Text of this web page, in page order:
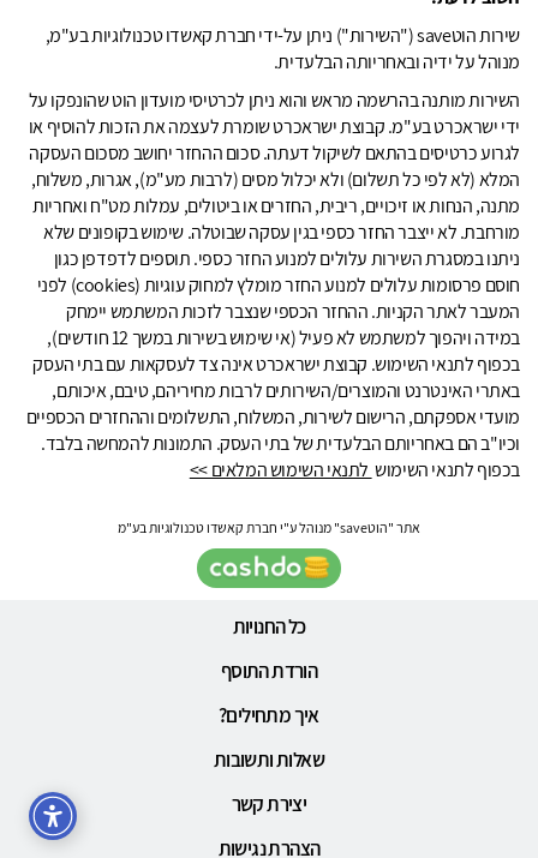
שירות הוטsave ("השירות") ניתן על-ידי חברת קאשדו טכנולוגיות בע"מ,
מנוהל על ידיה ובאחריותה הבלעדית.
השירות מותנה בהרשמה מראש והוא ניתן לכרטיסי מועדון הוט שהונפקו על
ידי ישראכרט בע"מ. קבוצת ישראכרט שומרת לעצמה את הזכות להוסיף או
לגרוע כרטיסים בהתאם לשיקול דעתה. סכום ההחזר יחושב מסכום העסקה
המלא (לא לפי כל תשלום) ולא יכלול מסים (לרבות מע"מ), אגרות, משלוח,
מתנה, הנחות או זיכויים, ריבית, החזרים או ביטולים, עמלות מט"ח ואחריות
מורחבת. לא ייצבר החזר כספי בגין עסקה שבוטלה. שימוש בקופונים שלא
ניתנו במסגרת השירות עלולים למנוע החזר כספי. תוספים לדפדפן כגון
חוסם פרסומות עלולים למנוע החזר מומלץ למחוק עוגיות (cookies) לפני
המעבר לאתר הקניות. ההחזר הכספי שנצבר לזכות המשתמש יימחק
במידה ויהפוך למשתמש לא פעיל (אי שימוש בשירות במשך 12 חודשים),
בכפוף לתנאי השימוש. קבוצת ישראכרט אינה צד לעסקאות עם בתי העסק
באתרי האינטרנט והמוצרים/השירותים לרבות מחיריהם, טיבם, איכותם,
מועדי אספקתם, הרישום לשירות, המשלוח, התשלומים וההחזרים הכספיים
וכיו"ב הם באחריותם הבלעדית של בתי העסק. התמונות להמחשה בלבד.
בכפוף לתנאי השימוש לתנאי השימוש המלאים >>
אתר "הוטsave" מנוהל ע"י חברת קאשדו טכנולוגיות בע"מ
כל החנויות
הורדת התוסף
איך מתחילים?
שאלות ותשובות
יצירת קשר
הצהרת נגישות